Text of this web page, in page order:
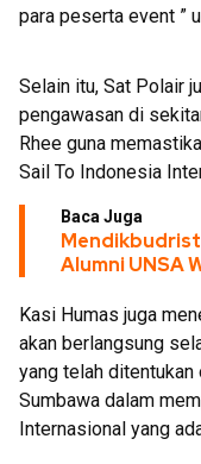
para peserta event ”
Selain itu, Sat Polair
pengawasan di
Rhee guna
Sail To Indonesia
Baca Juga
Alumni UNSA
Kasi Humas juga
akan berlangsung
yang telah ditentukan
Sumbawa dalam
Internasional yang